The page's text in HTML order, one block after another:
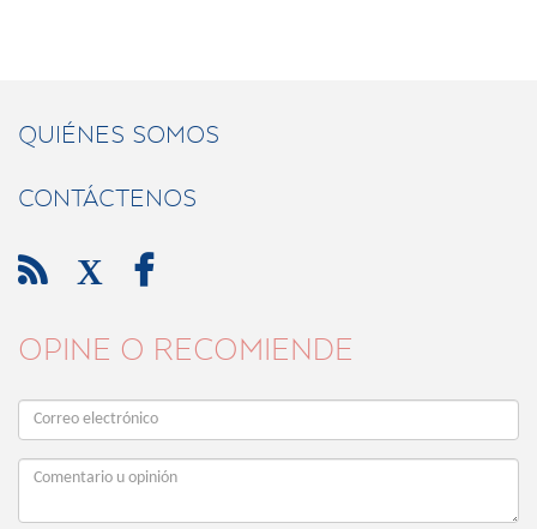
QUIÉNES SOMOS
CONTÁCTENOS
 X 
OPINE O RECOMIENDE